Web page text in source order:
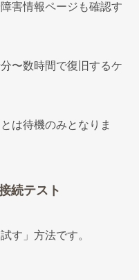
害情報ページも確認す
〜数時間で復旧するケ
は待機のみとなりま
続テスト
す」方法です。